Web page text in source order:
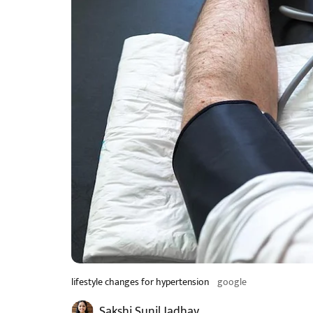
lifestyle changes for hypertension google